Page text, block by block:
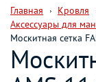
Главная Кровля
Аксессуары для
Москитная сетка